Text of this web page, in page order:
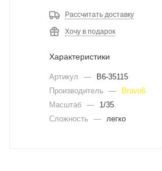
Рассчитать доставку
Хочу в подарок
Характеристики
Артикул —
B6-35115
Производитель
—
Bravo6
Масштаб —
1/35
Сложность
— легко